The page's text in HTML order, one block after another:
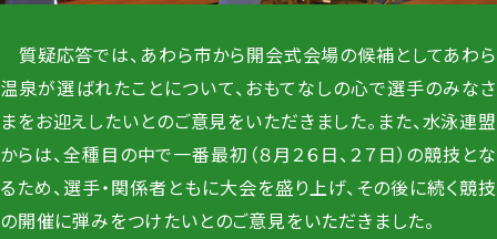
質疑応答では、あわら市から開会式会場の候補としてあわら
温泉が選ばれたことについて、おもてなしの心で選手のみなさ
まをお迎えしたいとのご意見をいただきました。また、水泳連盟
からは、全種目の中で一番最初（８月２６日、２７日）の競技とな
るため、選手・関係者ともに大会を盛り上げ、その後に続く競技
の開催に弾みをつけたいとのご意見をいただきました。